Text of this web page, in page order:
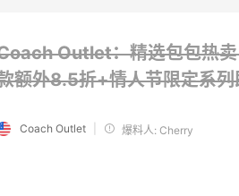
Outlet：精选包包热
额外8.5折+情人节限定系列
Coach Outlet 爆料人: Cherry